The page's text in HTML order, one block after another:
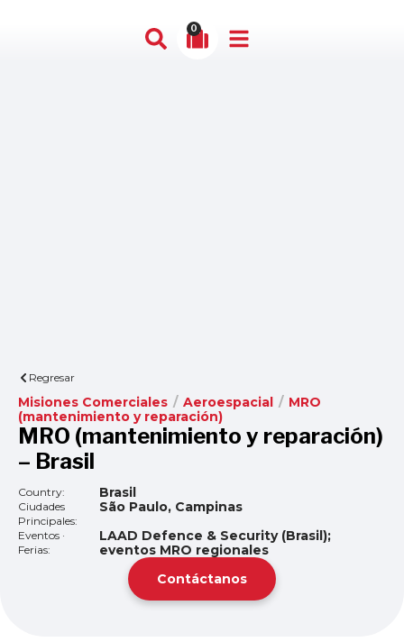
0
Regresar
Misiones Comerciales / Aeroespacial / MRO
(mantenimiento y reparación)
MRO (mantenimiento y reparación)
– Brasil
Country: Brasil
Ciudades
Principales:
São Paulo, Campinas
Eventos ·
Ferias:
LAAD Defence & Security (Brasil);
eventos MRO regionales
Contáctanos